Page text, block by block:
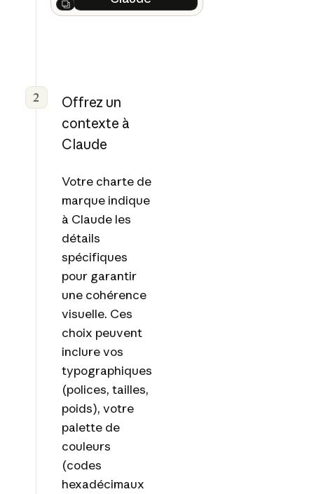
Next
2
Offrez un
contexte à
Claude
Votre charte de
marque indique
à Claude les
détails
spécifiques
pour garantir
une cohérence
visuelle. Ces
choix peuvent
inclure vos
typographiques
(polices, tailles,
poids), votre
palette de
couleurs
(codes
hexadécimaux